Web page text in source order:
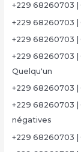
+229 68260703
+229 68260703
+229 68260703
+229 68260703
Quelqu'un
+229 68260703 |
+229 68260703
négatives
+229 68260703